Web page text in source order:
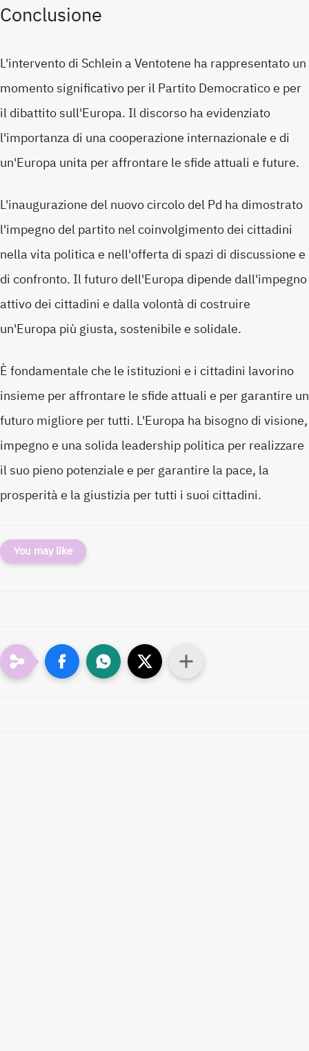
Conclusione
L'intervento di Schlein a Ventotene ha rappresentato un
momento significativo per il Partito Democratico e per
il dibattito sull'Europa. Il discorso ha evidenziato
l'importanza di una cooperazione internazionale e di
un'Europa unita per affrontare le sfide attuali e future.
L'inaugurazione del nuovo circolo del Pd ha dimostrato
l'impegno del partito nel coinvolgimento dei cittadini
nella vita politica e nell'offerta di spazi di discussione e
di confronto. Il futuro dell'Europa dipende dall'impegno
attivo dei cittadini e dalla volontà di costruire
un'Europa più giusta, sostenibile e solidale.
È fondamentale che le istituzioni e i cittadini lavorino
insieme per affrontare le sfide attuali e per garantire un
futuro migliore per tutti. L'Europa ha bisogno di visione,
impegno e una solida leadership politica per realizzare
il suo pieno potenziale e per garantire la pace, la
prosperità e la giustizia per tutti i suoi cittadini.
You may like